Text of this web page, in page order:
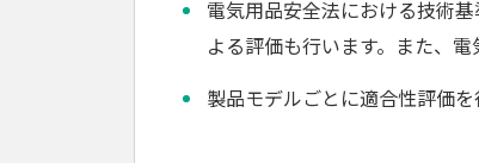
電気用品安全法における技術
よる評価も行います。また、
製品モデルごとに適合性評価